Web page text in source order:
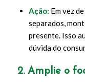
Ação: Em vez
separados,
presente. Isso
dúvida do
2. Amplie o